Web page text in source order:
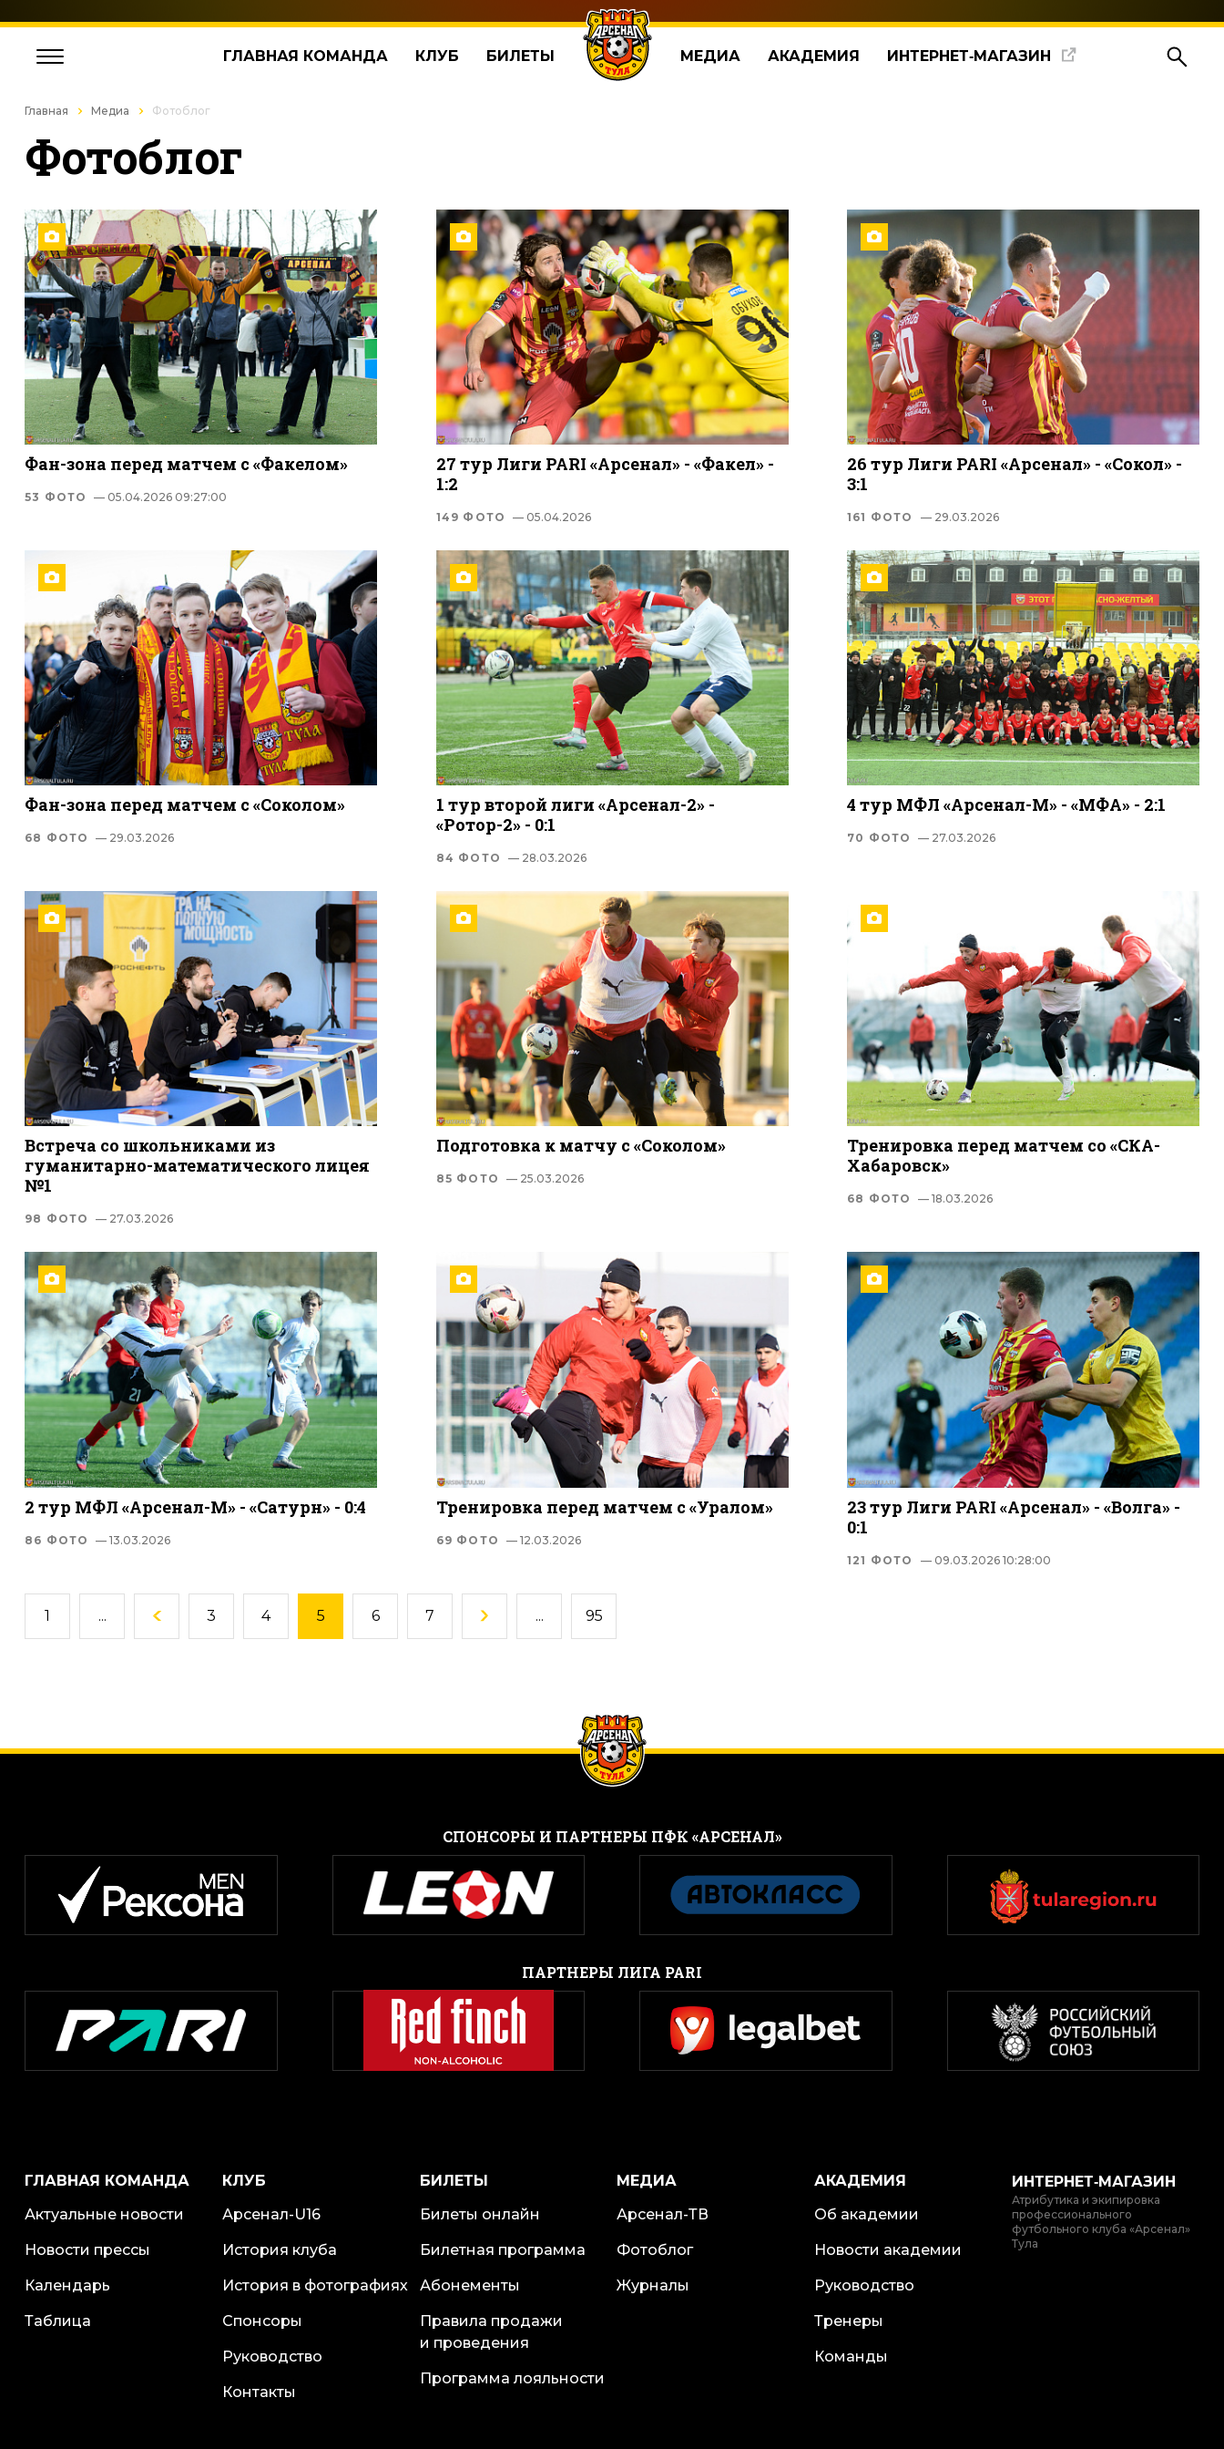
ГЛАВНАЯ КОМАНДА КЛУБ БИЛЕТЫ МЕДИА АКАДЕМИЯ ИНТЕРНЕТ‑МАГАЗИН
Главная Медиа Фотоблог
Фотоблог
Фан-зона перед матчем с «Факелом»
53 ФОТО — 05.04.2026 09:27:00
27 тур Лиги PARI «Арсенал» - «Факел» -
1:2
149 ФОТО — 05.04.2026
26 тур Лиги PARI «Арсенал» - «Сокол» -
3:1
161 ФОТО — 29.03.2026
Фан-зона перед матчем с «Соколом»
68 ФОТО — 29.03.2026
1 тур второй лиги «Арсенал-2» -
«Ротор-2» - 0:1
84 ФОТО — 28.03.2026
4 тур МФЛ «Арсенал-М» - «МФА» - 2:1
70 ФОТО — 27.03.2026
Встреча со школьниками из
гуманитарно-математического лицея
№1
98 ФОТО — 27.03.2026
Подготовка к матчу с «Соколом»
85 ФОТО — 25.03.2026
Тренировка перед матчем со «СКА-
Хабаровск»
68 ФОТО — 18.03.2026
2 тур МФЛ «Арсенал-М» - «Сатурн» - 0:4
86 ФОТО — 13.03.2026
Тренировка перед матчем с «Уралом»
69 ФОТО — 12.03.2026
23 тур Лиги PARI «Арсенал» - «Волга» -
0:1
121 ФОТО — 09.03.2026 10:28:00
1 ... 3 4 5 6 7 ... 95
CПОНСОРЫ И ПАРТНЕРЫ ПФК «АРСЕНАЛ»
ПАРТНЕРЫ ЛИГА PARI
ГЛАВНАЯ КОМАНДА
Актуальные новости
Новости прессы
Календарь
Таблица
КЛУБ
Арсенал-U16
История клуба
История в фотографиях
Спонсоры
Руководство
Контакты
БИЛЕТЫ
Билеты онлайн
Билетная программа
Абонементы
Правила продажи
и проведения
Программа лояльности
МЕДИА
Арсенал-ТВ
Фотоблог
Журналы
АКАДЕМИЯ
Об академии
Новости академии
Руководство
Тренеры
Команды
ИНТЕРНЕТ‑МАГАЗИН
Атрибутика и экипировка
профессионального
футбольного клуба «Арсенал»
Тула